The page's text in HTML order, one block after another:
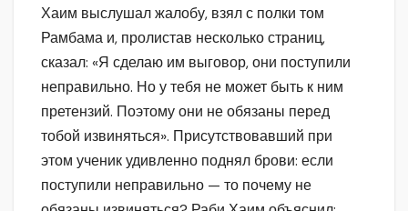
Хаим выслушал жалобу, взял с полки том
Рамбама и, пролистав несколько страниц,
сказал: «Я сделаю им выговор, они поступили
неправильно. Но у тебя не может быть к ним
претензий. Поэтому они не обязаны перед
тобой извиняться». Присутствовавший при
этом ученик удивленно поднял брови: если
поступили неправильно — то почему не